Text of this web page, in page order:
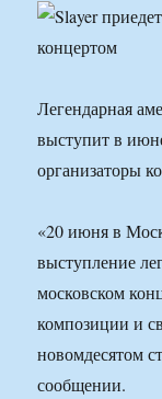
Легендарная
выступит в
организаторы
«20 июня в
выступление
московском
композиции и
новомдесятом
сообщении.